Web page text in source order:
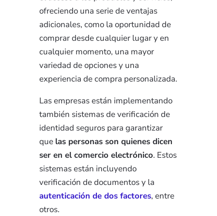
ofreciendo una serie de ventajas
adicionales, como la oportunidad de
comprar desde cualquier lugar y en
cualquier momento, una mayor
variedad de opciones y una
experiencia de compra personalizada.
Las empresas están implementando
también sistemas de verificación de
identidad seguros para garantizar
que las personas son quienes dicen
ser en el comercio electrónico. Estos
sistemas están incluyendo
verificación de documentos y la
autenticación de dos factores, entre
otros.